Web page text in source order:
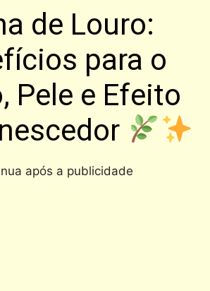
de Louro:
para o
Pele e Efeito
após a publicidade